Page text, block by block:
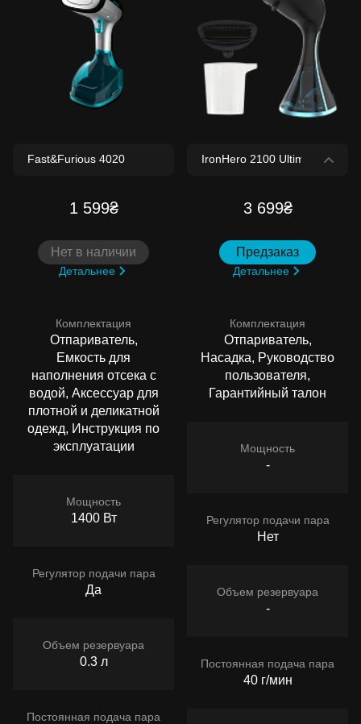
1 599₴
Нет в наличии
Детальнее
Комплектация
Отпариватель,
Емкость для
наполнения отсека с
водой, Аксессуар для
плотной и деликатной
одежд, Инструкция по
эксплуатации
Мощность
1400 Вт
Регулятор подачи пара
Да
Объем резервуара
0.3 л
Постоянная подача пара
3 699₴
Предзаказ
Детальнее
Комплектация
Отпариватель,
Насадка, Руководство
пользователя,
Гарантийный талон
Мощность
-
Регулятор подачи пара
Нет
Объем резервуара
-
Постоянная подача пара
40 г/мин